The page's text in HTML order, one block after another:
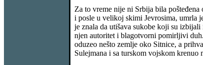
Za to vreme nije ni Srbija bila
i posle u velikoj skimi Jevrosima, umrla
je znala da utišava sukobe koji su
njen autoritet i blagotvorni pomirljivi
oduzeo nešto zemlje oko Sitnice, a
Sulejmana i sa turskom vojskom